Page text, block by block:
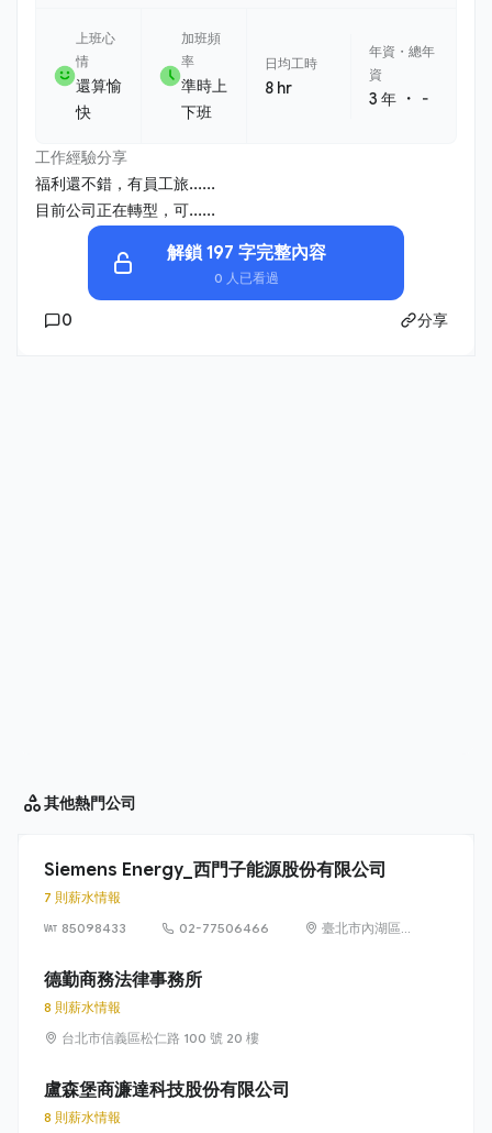
上班心
情
還算愉
快
加班頻
率
準時上
下班
日均工時
8 hr
年資・總年
資
3 年 ・ -
工作經驗分享
福利還不錯，有員工旅......
目前公司正在轉型，可......
解鎖 197 字完整內容
0 人已看過
0 分享
其他熱門公司
Siemens Energy_西門子能源股份有限公司
7 則薪水情報
85098433
02-77506466
臺北市內湖區
德勤商務法律事務所
8 則薪水情報
台北市信義區松仁路 100 號 20 樓
盧森堡商濂達科技股份有限公司
8 則薪水情報